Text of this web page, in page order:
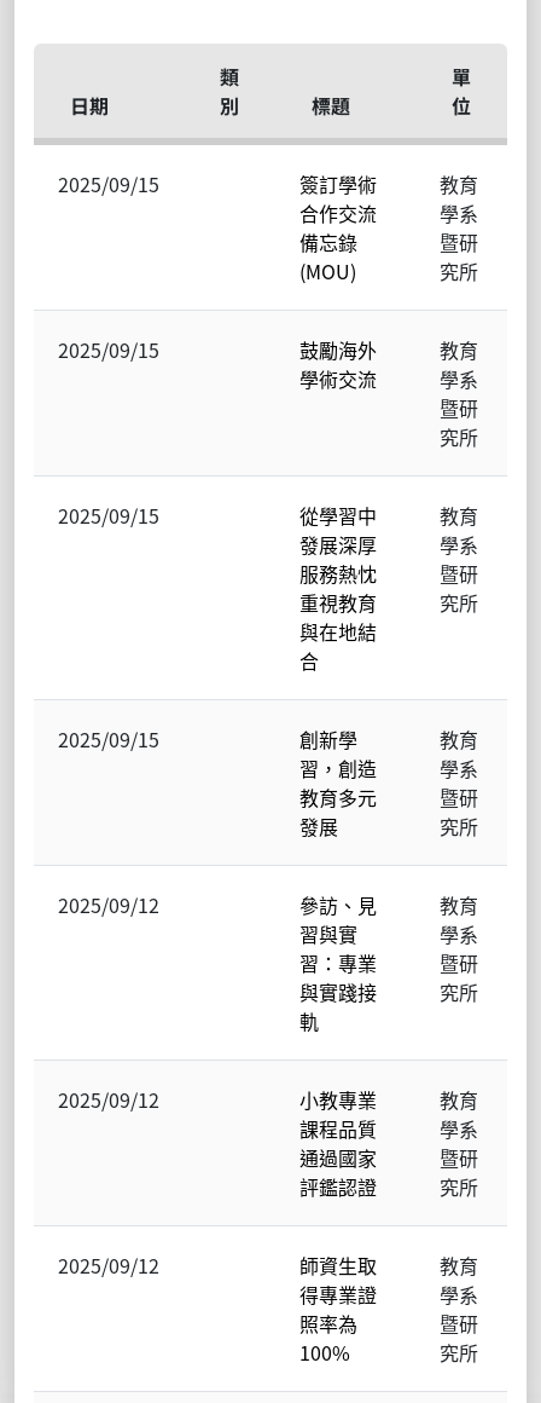
日期
類
別
標題
單
位
2025/09/15
簽訂學術
合作交流
備忘錄
(MOU)
教育
學系
暨研
究所
2025/09/15
鼓勵海外
學術交流
教育
學系
暨研
究所
2025/09/15
從學習中
發展深厚
服務熱忱
重視教育
與在地結
合
教育
學系
暨研
究所
2025/09/15
創新學
習，創造
教育多元
發展
教育
學系
暨研
究所
2025/09/12
參訪、見
習與實
習：專業
與實踐接
軌
教育
學系
暨研
究所
2025/09/12
小教專業
課程品質
通過國家
評鑑認證
教育
學系
暨研
究所
2025/09/12
師資生取
得專業證
照率為
100%
教育
學系
暨研
究所